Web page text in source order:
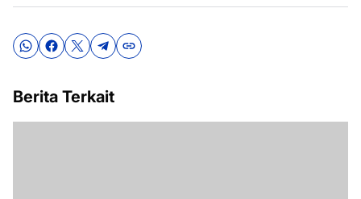
Berita Terkait